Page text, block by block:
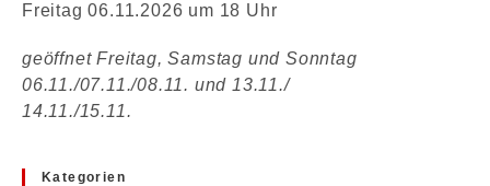
Freitag 06.11.2026 um 18 Uhr
geöffnet Freitag, Samstag und Sonntag
06.11./07.11./08.11. und 13.11./
14.11./15.11.
Kategorien